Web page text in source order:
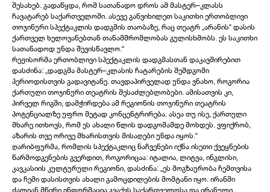
შესახებ. გადაწყდა, რომ სათანადო დროს ამ მასტერ–კლასს
ჩავატარებ საქართველოში. ასევე განვიხილეთ საკითხი ერთობლივი
თოჯინური სპექტაკლის დადგმის თაობაზე, რაც თეატრ „არანის“ დასის
ქართველ ხელოვანებთან თანამშრომლობას გულისხმობს. ეს საკითხი
სათანადოდ უნდა შევისწავლო.“
რეჟისორმა ერთობლივი სპექტაკლის დადგმასთან დაკავშირებით
დასძინა: „დადგმა მასტერ–კლასის ჩატარების შემდგომი
პერიოდისთვის გადავიტანე. თავდაპირველად უნდა ვნახო, როგორია
ქართული თოჯინური თეატრის შესაძლებლობები. ამისათვის კი,
პირველ რიგში, დამჭირდება ამ რეგიონის თოჯინური თეატრის
პოტენციალზე უფრო მეტად კონცენტრირება. ასეა თუ ისე, ქართული
მხარე ითხოვს, რომ ეს ახალი წლის დადგომამდე მოხდეს. ვფიქრობ,
აზარის თვე ორივე მხარისთვის მისაღები უნდა იყოს.“
ღარიბფურმა, რომლის სპექტაკლიც ნაჩვენები იქნა ისეთი ქვეყნების
წარმოდგენების გვერდით, როგორიცაა: იტალია, ლიტვა, ინგლისი,
კავკასიის კულტურული რეგიონი, დასძინა: „ეს მოგზაურობა ჩემთვისა
და ჩემი დასისთვის ახალი გამოცდილების მომტანი იყო. ირანში